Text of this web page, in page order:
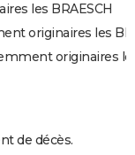
les BRAESCH
originaires les
originaires
de décès.